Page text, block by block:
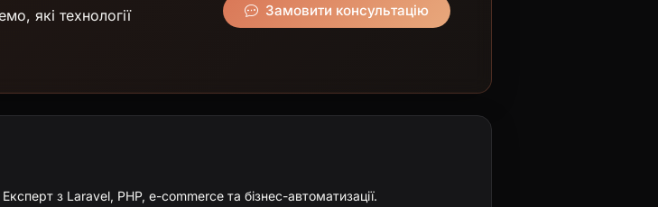
які технології
Замовити консультацію
з Laravel, PHP, e-commerce та бізнес-автоматизації.